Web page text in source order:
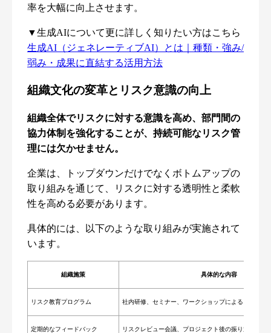
率を大幅に向上させます。
▼生成AIについて更に詳しく知りたい方はこちら
生成AI（ジェネレーティブAI）とは｜種類・強み/
弱み・成果に直結する活用方法
組織文化の変革とリスク意識の向上
組織全体でリスクに対する意識を高め、部門間の
協力体制を強化することが、持続可能なリスク管
理には欠かせません。
企業は、トップダウンだけでなくボトムアップの
取り組みを通じて、リスクに対する透明性と柔軟
性を高める必要があります。
具体的には、以下のような取り組みが実施されて
います。
組織施策 具体的な内容
リスク教育プログラム 社内研修、セミナー、ワークショップによるリスク認
定期的なフィードバック リスクレビュー会議、プロジェクト後の振り返りを通